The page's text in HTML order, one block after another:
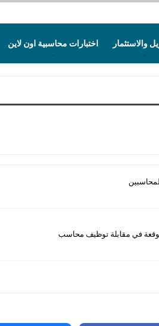
والاستثمار اختبارات محاسبية اون لاين
في مقابلة توظيف محاسب